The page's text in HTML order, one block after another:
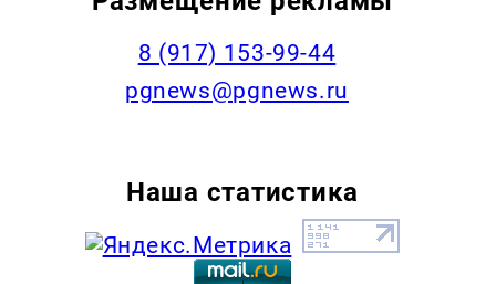
‭8 (917) 153-99-44
pgnews@pgnews.ru
Наша статистика